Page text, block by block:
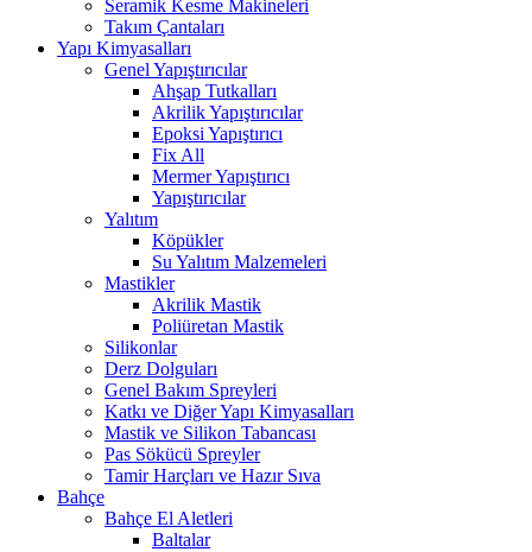
Seramik Kesme Makineleri
Takım Çantaları
Yapı Kimyasalları
Genel Yapıştırıcılar
Ahşap Tutkalları
Akrilik Yapıştırıcılar
Epoksi Yapıştırıcı
Fix All
Mermer Yapıştırıcı
Yapıştırıcılar
Yalıtım
Köpükler
Su Yalıtım Malzemeleri
Mastikler
Akrilik Mastik
Poliüretan Mastik
Silikonlar
Derz Dolguları
Genel Bakım Spreyleri
Katkı ve Diğer Yapı Kimyasalları
Mastik ve Silikon Tabancası
Pas Sökücü Spreyler
Tamir Harçları ve Hazır Sıva
Bahçe
Bahçe El Aletleri
Baltalar